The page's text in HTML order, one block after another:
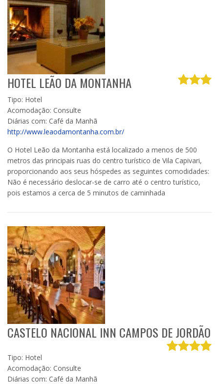
HOTEL LEÃO DA MONTANHA
Tipo: Hotel
Acomodação: Consulte
Diárias com: Café da Manhã
http://www.leaodamontanha.com.br/
O Hotel Leão da Montanha está localizado a menos de 500
metros das principais ruas do centro turístico de Vila Capivari,
proporcionando aos seus hóspedes as seguintes comodidades:
Não é necessário deslocar-se de carro até o centro turístico,
pois estamos a cerca de 5 minutos de caminhada
CASTELO NACIONAL INN CAMPOS DE JORDÃO
Tipo: Hotel
Acomodação: Consulte
Diárias com: Café da Manhã